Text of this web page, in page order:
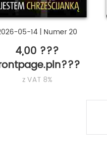
05-14 | Numer 20
4,00 ???
z VAT 8%